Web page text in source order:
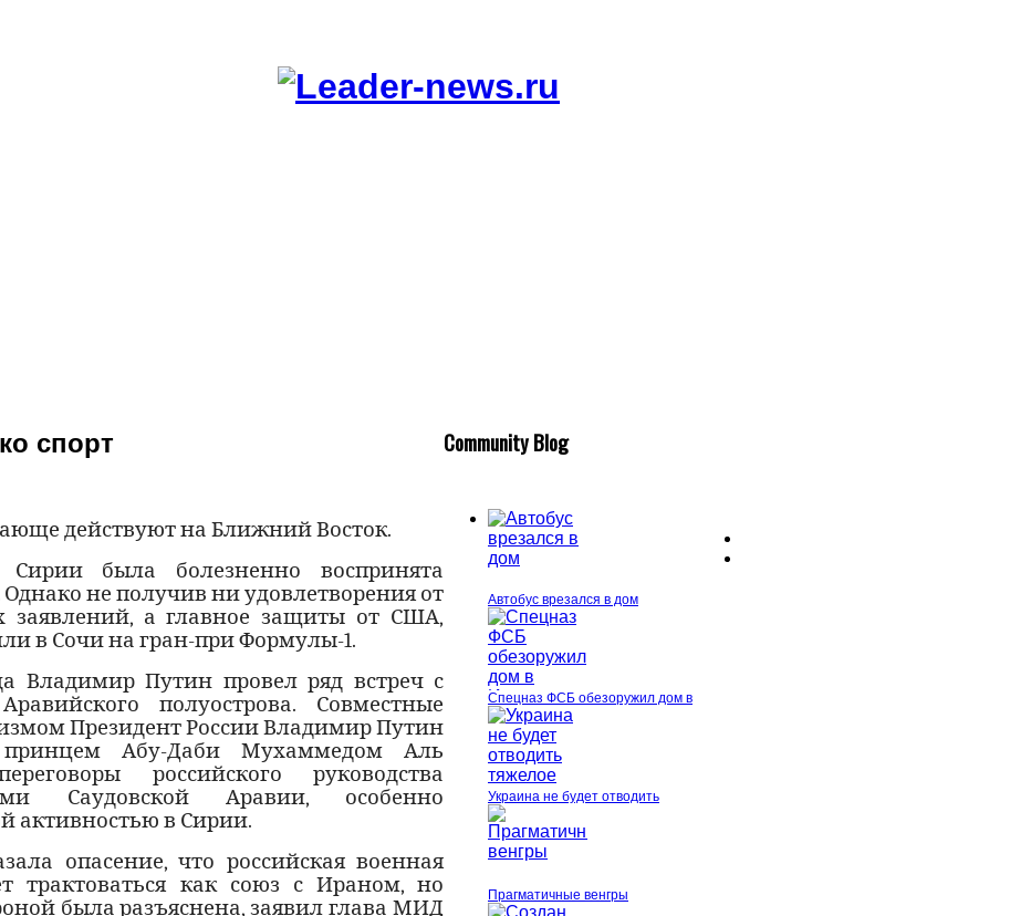
спорт
действуют на Ближний Восток.
Сирии была болезненно воспринята
не получив ни удовлетворения от
заявлений, а главное защиты от США,
в Сочи на гран-при Формулы-1.
Владимир Путин провел ряд встреч с
полуострова. Совместные
Президент России Владимир Путин
Абу-Даби Мухаммедом Аль
российского руководства
Саудовской Аравии, особенно
активностью в Сирии.
опасение, что российская военная
трактоваться как союз с Ираном, но
была разъяснена, заявил глава МИД
Community Blog
Автобус врезался в дом
Спецназ ФСБ обезоружил дом в
Украина не будет отводить
Прагматичные венгры